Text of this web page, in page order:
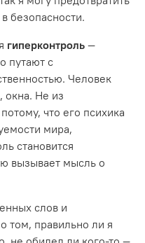
безопасности.
гиперконтроль —
путают с
Человек
окна. Не из
что его психика
мира,
становится
вызывает мысль о
слов и
о том, правильно ли я